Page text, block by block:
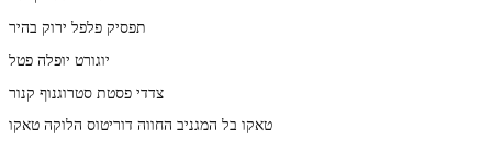
תפסיק פלפל ירוק בהיר
יוגורט יופלה פטל
צדדי פסטת סטרוגנוף קנור
טאקו בל המגניב החווה דוריטוס הלוקה טאקו